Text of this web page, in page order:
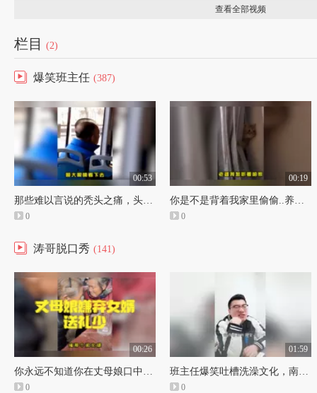
查看全部视频
栏目 (2)
爆笑班主任 (387)
00:53
那些难以言说的秃头之痛，头更秃了，我更强了！
0
00:19
你是不是背着我家里偷偷..养猫了？
0
涛哥脱口秀 (141)
00:26
你永远不知道你在丈母娘口中的形象#幽默短剧#配音模仿
0
01:59
班主任爆笑吐槽洗澡文化，南方人太费水，北方人搓秃噜皮！
0